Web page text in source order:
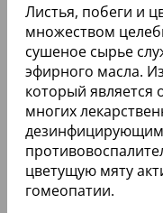
Листья, побеги и
множеством
сушеное сырье
эфирного масла.
который
многих
цветущую мяту
гомеопатии.